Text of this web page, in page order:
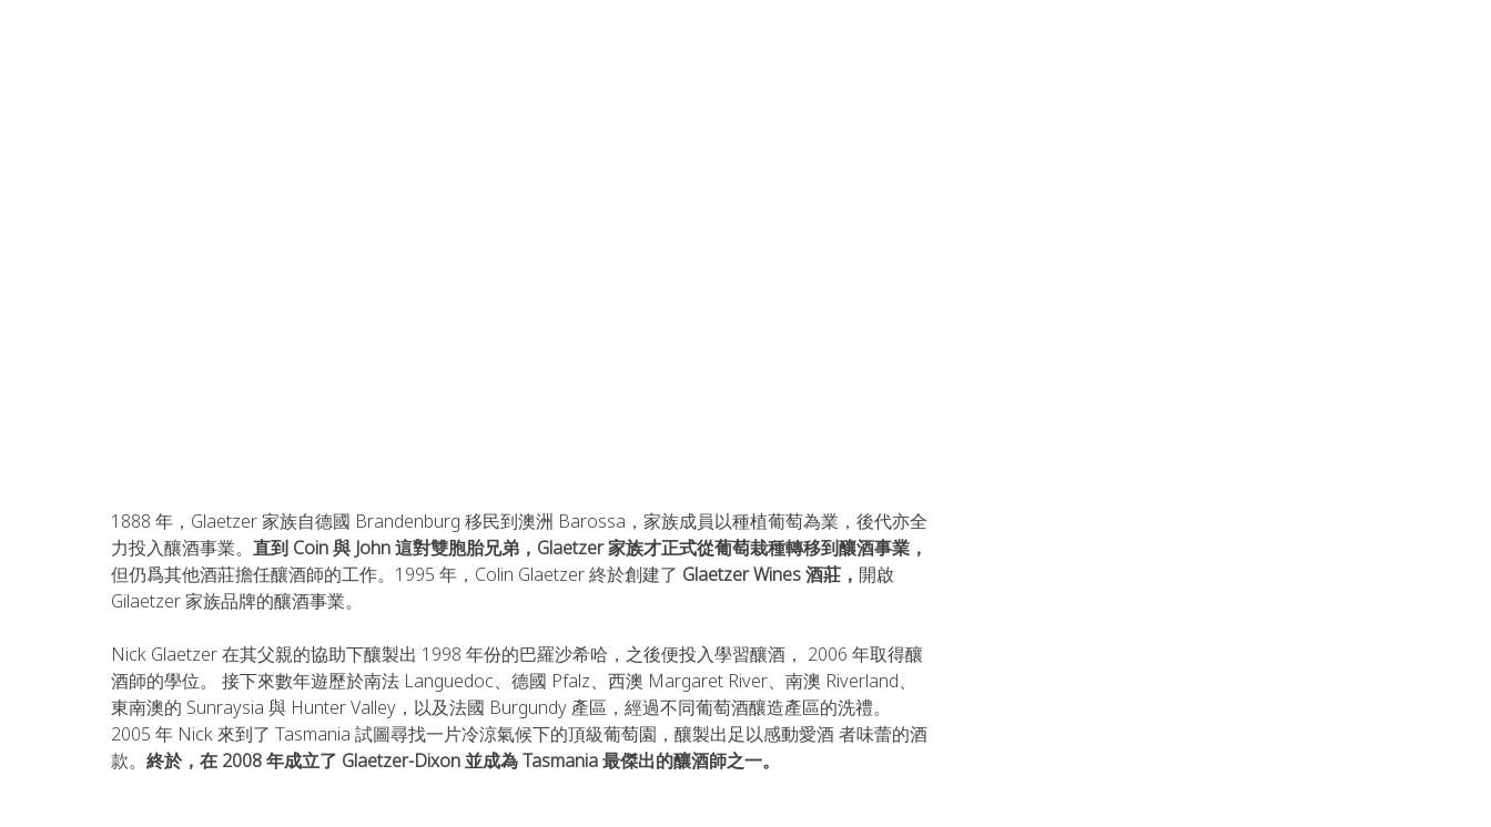
1888 年，Glaetzer 家族自德國 Brandenburg 移民到澳洲 Barossa，家族成員以種植葡萄為業，後代亦全
力投入釀酒事業。 直到 Coin 與 John 這對雙胞胎兄弟，Glaetzer 家族才正式從葡萄栽種轉移到釀酒事業，
但仍爲其他酒莊擔任釀酒師的工作。1995 年，Colin Glaetzer 終於創建了 Glaetzer Wines 酒莊， 開啟
Gilaetzer 家族品牌的釀酒事業。
Nick Glaetzer 在其⽗親的協助下釀製出 1998 年份的巴羅沙希哈，之後便投入學習釀酒， 2006 年取得釀
酒師的學位。 接下來數年遊歷於南法 Languedoc、德國 Pfalz、⻄澳 Margaret River、南澳 Riverland、
東南澳的 Sunraysia 與 Hunter Valley，以及法國 Burgundy 產區，經過不同葡萄酒釀造產區的洗禮。
2005 年 Nick 來到了 Tasmania 試圖尋找⼀片冷涼氣候下的頂級葡萄園，釀製出⾜以感動愛酒 者味蕾的酒
款。 終於，在 2008 年成立了 Glaetzer-Dixon 並成為 Tasmania 最傑出的釀酒師之一。